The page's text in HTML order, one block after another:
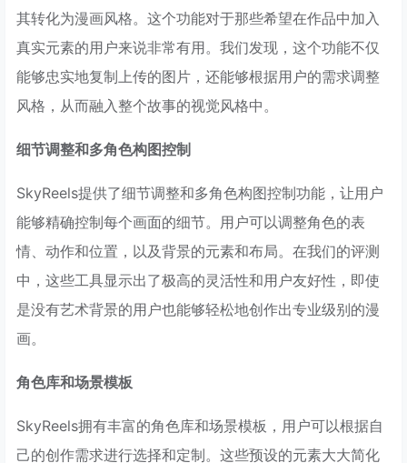
其转化为漫画风格。这个功能对于那些希望在作品中加入
真实元素的用户来说非常有用。我们发现，这个功能不仅
能够忠实地复制上传的图片，还能够根据用户的需求调整
风格，从而融入整个故事的视觉风格中。
细节调整和多角色构图控制
SkyReels提供了细节调整和多角色构图控制功能，让用户
能够精确控制每个画面的细节。用户可以调整角色的表
情、动作和位置，以及背景的元素和布局。在我们的评测
中，这些工具显示出了极高的灵活性和用户友好性，即使
是没有艺术背景的用户也能够轻松地创作出专业级别的漫
画。
角色库和场景模板
SkyReels拥有丰富的角色库和场景模板，用户可以根据自
己的创作需求进行选择和定制。这些预设的元素大大简化